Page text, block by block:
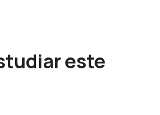
este